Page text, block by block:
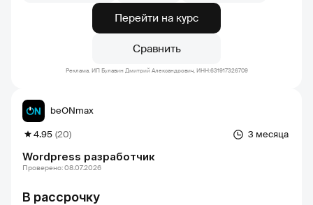
Перейти на курс
Сравнить
Реклама. ИП Булавин Дмитрий Александрович, ИНН:631917326709
Wordpress разработчик
3 месяца
4.95 (20)
beONmax
В рассрочку
Проверено: 08.07.2026